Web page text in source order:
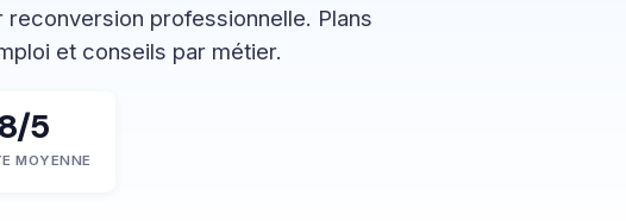
professionnelle. Plans
et conseils par métier.
5
MOYENNE